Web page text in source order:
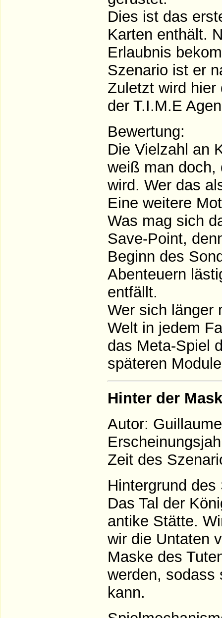
Dies ist das
Karten enthält.
Erlaubnis
Szenario ist er
Zuletzt wird
der T.I.M.E
Bewertung:
Die Vielzahl an
weiß man doch,
wird. Wer das
Eine weitere
Was mag sich
Save-Point,
Beginn des
Abenteuern
entfällt.
Wer sich länger
Welt in jedem
das Meta-Spiel
späteren
Hinter der
Autor:
Zeit des
Hintergrund des
Das Tal der
antike Stätte.
wir die Untaten
Maske des
werden, sodass
kann.